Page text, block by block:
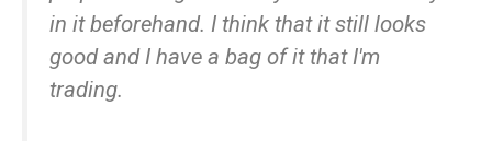
in it beforehand. I think that it still looks
good and I have a bag of it that I'm
trading.